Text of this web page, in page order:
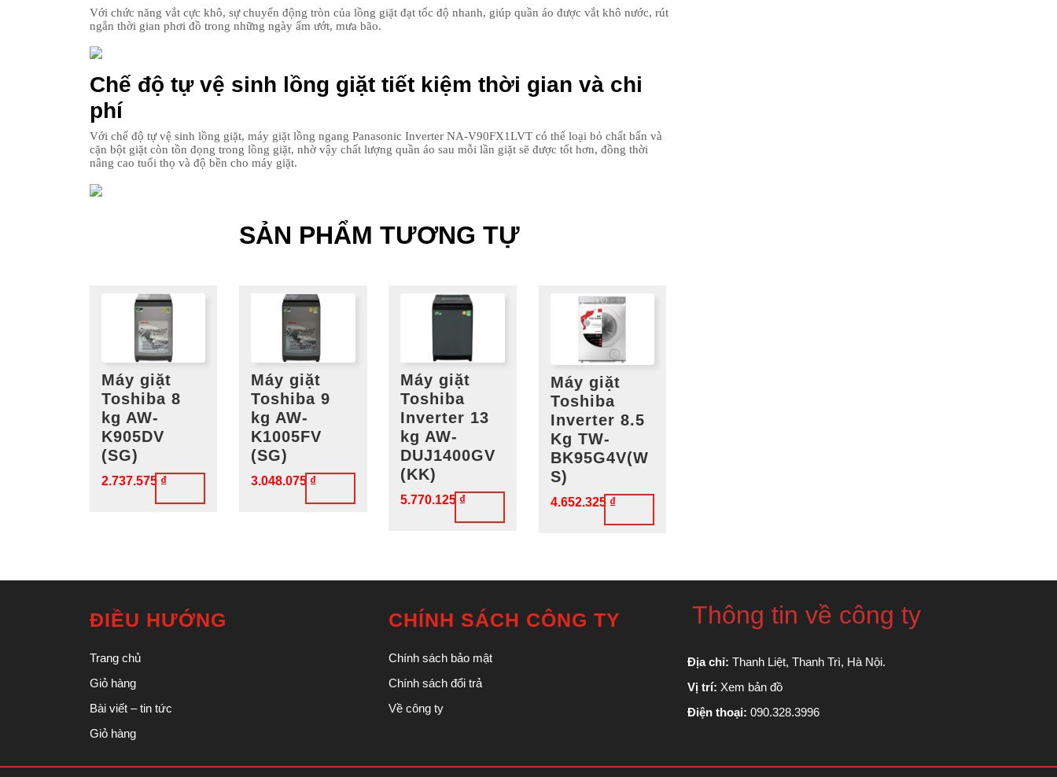
Với chức năng vắt cực khô, sự chuyển động tròn của lồng giặt đạt tốc độ nhanh, giúp quần áo được vắt khô nước, rút
ngắn thời gian phơi đồ trong những ngày ẩm ướt, mưa bão.
Chế độ tự vệ sinh lồng giặt tiết kiệm thời gian và chi
phí
Với chế độ tự vệ sinh lồng giặt, máy giặt lồng ngang Panasonic Inverter NA-V90FX1LVT có thể loại bỏ chất bẩn và
cặn bột giặt còn tồn đọng trong lồng giặt, nhờ vậy chất lượng quần áo sau mỗi lần giặt sẽ được tốt hơn, đồng thời
nâng cao tuổi thọ và độ bền cho máy giặt.
SẢN PHẨM TƯƠNG TỰ
Máy giặt
Toshiba 8
kg AW-
K905DV
(SG)
2.737.575 ₫
Máy giặt
Toshiba 9
kg AW-
K1005FV
(SG)
3.048.075 ₫
Máy giặt
Toshiba
Inverter 13
kg AW-
DUJ1400GV
(KK)
5.770.125 ₫
Máy giặt
Toshiba
Inverter 8.5
Kg TW-
BK95G4V(W
S)
4.652.325 ₫
ĐIỀU HƯỚNG
Trang chủ
Giỏ hàng
Bài viết – tin tức
Giỏ hàng
CHÍNH SÁCH CÔNG TY
Chính sách bảo mật
Chính sách đổi trả
Về công ty
Thông tin về công ty
Địa chỉ: Thanh Liệt, Thanh Trì, Hà Nội.
Vị trí: Xem bản đồ
Điện thoại: 090.328.3996